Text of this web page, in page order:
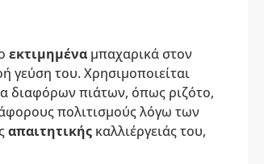
εκτιμημένα μπαχαρικά στον
γεύση του. Χρησιμοποιείται
διαφόρων πιάτων, όπως ριζότο,
πολιτισμούς λόγω των
απαιτητικήςκαλλιέργειάς του,